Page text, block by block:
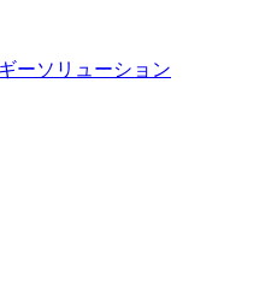
ーソリューション